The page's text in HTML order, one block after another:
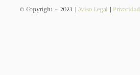
© Copyright – 2023 | Aviso Legal Privacidad